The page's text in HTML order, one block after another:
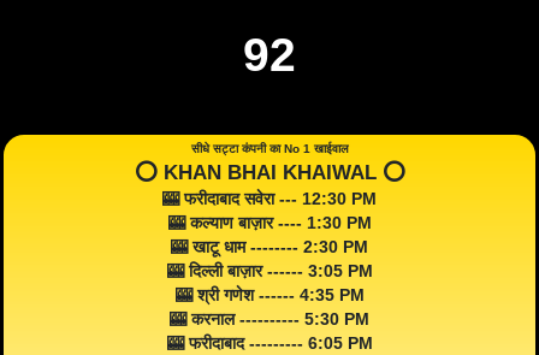
92
सीधे सट्टा कंपनी का No 1 खाईवाल
⭕️ KHAN BHAI KHAIWAL ⭕️
🎰 फरीदाबाद सवेरा --- 12:30 PM
🎰 कल्याण बाज़ार ---- 1:30 PM
🎰 खाटू धाम -------- 2:30 PM
🎰 दिल्ली बाज़ार ------ 3:05 PM
🎰 श्री गणेश ------ 4:35 PM
🎰 करनाल ---------- 5:30 PM
🎰 फरीदाबाद --------- 6:05 PM